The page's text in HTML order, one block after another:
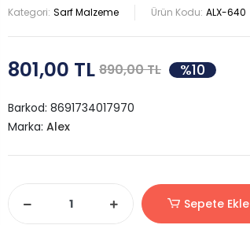
Kategori: Sarf Malzeme Ürün Kodu: ALX-640
801,00 TL 890,00 TL %10
Barkod: 8691734017970
Marka: Alex
Sepete Ekle